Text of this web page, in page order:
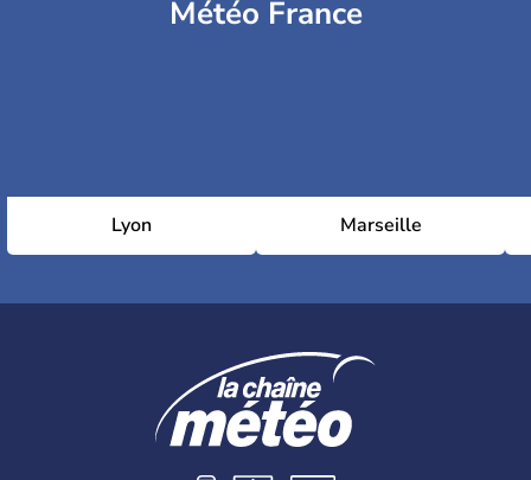
Météo France
Lyon Marseille